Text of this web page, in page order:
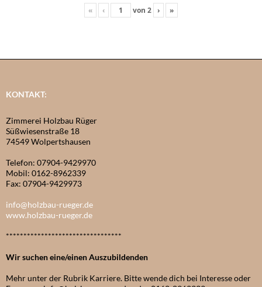
« ‹ von 2 › »
KONTAKT:
Zimmerei Holzbau Rüger
Süßwiesenstraße 18
74549 Wolpertshausen
Telefon: 07904-9429970
Mobil: 0162-8962339
Fax: 07904-9429973
info@holzbau-rueger.de
www.holzbau-rueger.de
*********************************
Wir suchen eine/einen Auszubildenden
Mehr unter der Rubrik Karriere. Bitte wende dich bei Interesse oder